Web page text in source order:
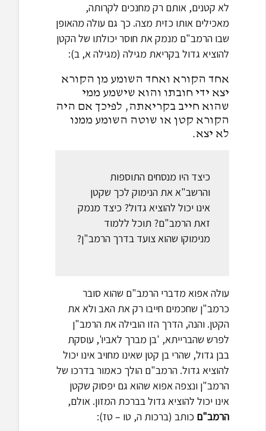
לא קטנים, אותם רק מחנכים לקרותה,
מאכילים אותו כזית מצה. כך גם עולה מהאופן
שבו הרמב"ם מנמק את חוסר יכולתו של הקטן
להוציא גדול בקריאת מגילה (מגילה א, ב):
אחד הקורא ואחד השומע מן הקורא
יצא ידי חובתו והוא שישמע ממי
שהוא חייב בקריאתה, לפיכך אם היה
הקורא קטן או שוטה השומע ממנו
לא יצא.
כיצד היו מנסחים התוספות
והרשב"א את הנימוק לכך שקטן
אינו יכול להוציא גדול? כיצד מנמק
זאת הרמב"ם? תוכל ללמוד
מנימוקו שהוא צועד בדרך הרמב"ן?
עולה אפוא מדברי הרמב"ם שהוא סובר
כרמב"ן שחכמים חייבו רק את האב ולא את
הקטן. והנה, הדרך הזו הובילה את הרמב"ן
לפרש שהברייתא, 'בן מברך לאביו', עוסקת
בבן גדול, שהרי בן קטן שאינו מחויב אינו יכול
להוציא גדול. הרמב"ם הולך כאמור בדרכו של
הרמב"ן ונצפה אפוא שהוא גם יפסוק שקטן
אינו יכול להוציא גדול בברכת המזון. אולם,
הרמב"ם כותב (ברכות ה, טו – טז):